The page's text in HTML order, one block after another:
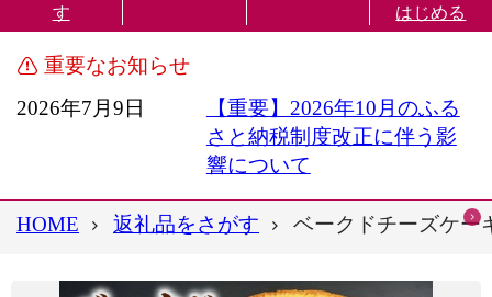
す
はじめる
重要なお知らせ
2026年7月9日
【重要】2026年10月のふる
さと納税制度改正に伴う影
響について
HOME 返礼品をさがす ベークドチーズケー